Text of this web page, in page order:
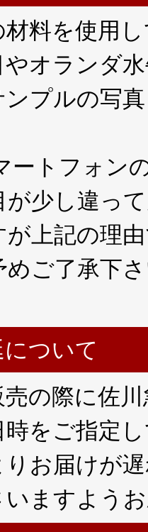
料を使用
オランダ
プルの写
ートフォン
が少し違っ
が上記の理
めご了承下
ついて
の際に佐
時をご指定
お届けが
ますよう